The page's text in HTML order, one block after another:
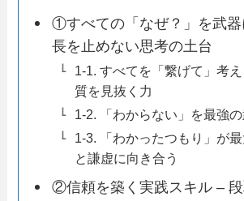
①すべての「なぜ？」を武器
長を止めない思考の土台
1-1. すべてを「繋げて」考
質を見抜く力
1-2. 「わからない」を最強
1-3. 「わかったつもり」が
と謙虚に向き合う
②信頼を築く実践スキル –